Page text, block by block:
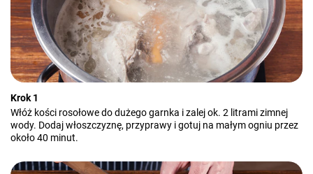
Krok 1
Włóż kości rosołowe do dużego garnka i zalej ok. 2 litrami zimnej
wody. Dodaj włoszczyznę, przyprawy i gotuj na małym ogniu przez
około 40 minut.